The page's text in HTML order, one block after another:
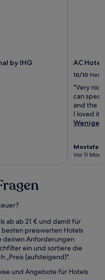
by IHG AC
10/10
"Very
can
and the
I loved it"
Weniger
Mostafa
Vor 11
ab ab 21 € und damit für
preiswerten Hotels
deinen Anforderungen
ein und sortiere die
„Preis (aufsteigend)".
und Angebote für Hotels